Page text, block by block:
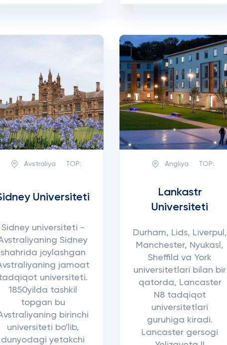
Avstraliya TOP:
Universiteti
Sidney universiteti -
Sidney
shahrida joylashgan
jamoat
universiteti.
1850yilda tashkil
topgan bu
birinchi
universiteti bo'lib,
dunyodagi yetakchi
Angliya TOP:
Lankastr
Universiteti
Durham, Lids, Liverpul,
Manchester, Nyukasl,
Sheffild va York
universitetlari bilan bir
qatorda, Lancaster
N8 tadqiqot
universitetlari
guruhiga kiradi.
Lancaster gersogi